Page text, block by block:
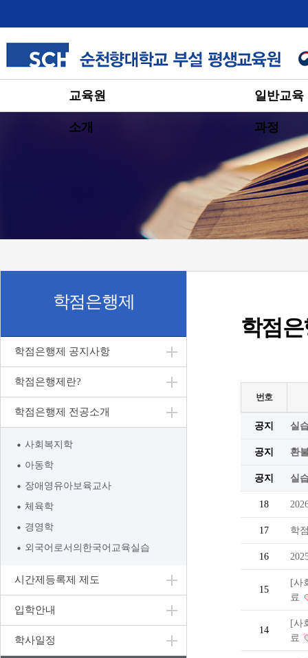
교육원
소개
일반교육
과정
학점은행제
학점은행제 공지사항
학점은행제란?
학점은행제 전공소개
사회복지학
아동학
장애영유아보육교사
체육학
경영학
외국어로서의한국어교육실습
시간제등록제 제도
입학안내
학사일정
학점
번호
공지 실
공지 환
공지 실
18
17 학
16
15
[사
료
14
[사
료